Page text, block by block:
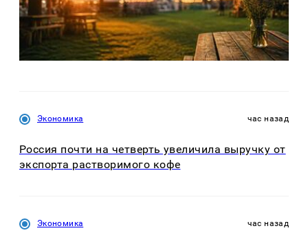
Экономика час назад
Россия почти на четверть увеличила выручку от
экспорта растворимого кофе
Экономика час назад